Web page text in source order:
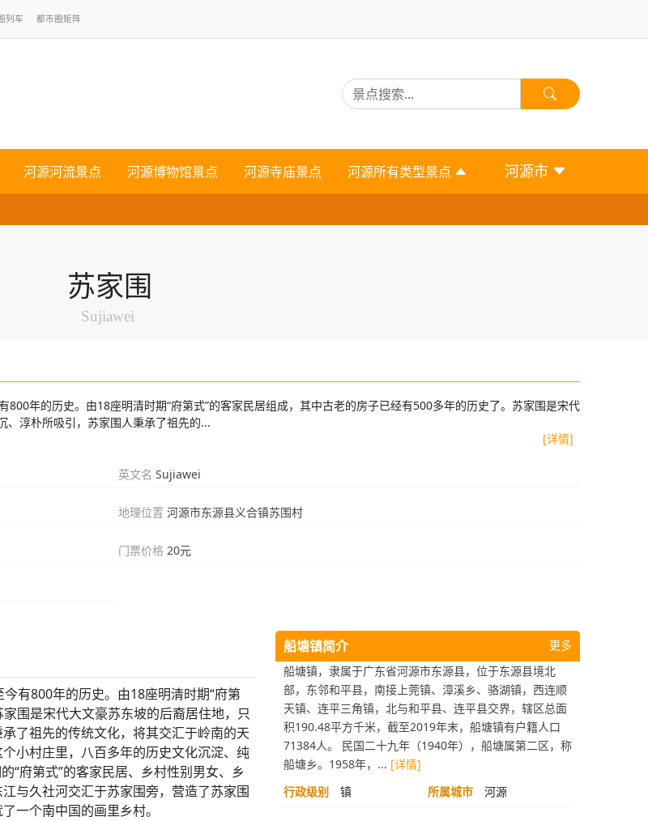
列车 都市圈矩阵
河源河流景点 河源博物馆景点 河源寺庙景点 河源所有类型景点 河源市
苏家围
Sujiawei
年的历史。由18座明清时期“府第式”的客家民居组成，其中古老的房子已经有500多年的历史了。苏家围是宋代
、淳朴所吸引，苏家围人秉承了祖先的...
[详情]
英文名 Sujiawei
地理位置 河源市东源县义合镇苏围村
门票价格 20元
有800年的历史。由18座明清时期“府第
围是宋代大文豪苏东坡的后裔居住地，只
了祖先的传统文化，将其交汇于岭南的天
小村庄里，八百多年的历史文化沉淀、纯
“府第式”的客家民居、乡村性别男女、乡
与久社河交汇于苏家围旁，营造了苏家围
一个南中国的画里乡村。
船塘镇简介
更多
船塘镇，隶属于广东省河源市东源县，位于东源县境北
部，东邻和平县，南接上莞镇、漳溪乡、骆湖镇，西连顺
天镇、连平三角镇，北与和平县、连平县交界，辖区总面
积190.48平方千米，截至2019年末，船塘镇有户籍人口
71384人。 民国二十九年（1940年），船塘属第二区，称
船塘乡。1958年，... [详情]
行政级别
镇 所属城市 河源